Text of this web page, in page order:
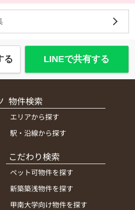
る LINEで共有する
物件検索
エリアから探す
駅・沿線から探す
こだわり検索
ペット可物件を探す
新築築浅物件を探す
甲南大学向け物件を探す